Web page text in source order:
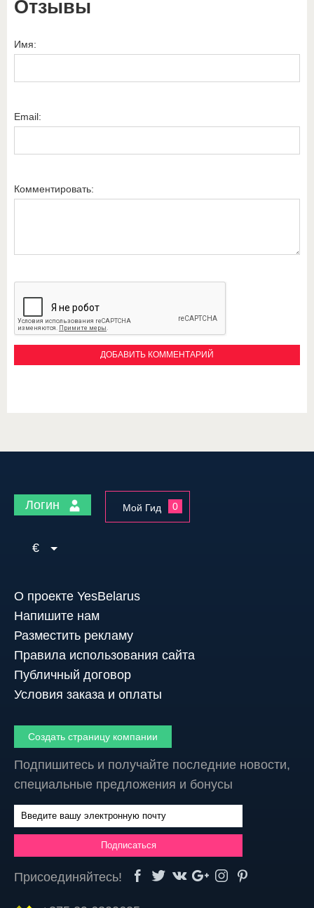
Отзывы
Имя:
Email:
Комментировать:
Логин Мой Гид 0
€
О проекте YesBelarus
Напишите нам
Разместить рекламу
Правила использования сайта
Публичный договор
Условия заказа и оплаты
Создать страницу компании
Подпишитесь и получайте последние новости,
специальные предложения и бонусы
Присоединяйтесь!